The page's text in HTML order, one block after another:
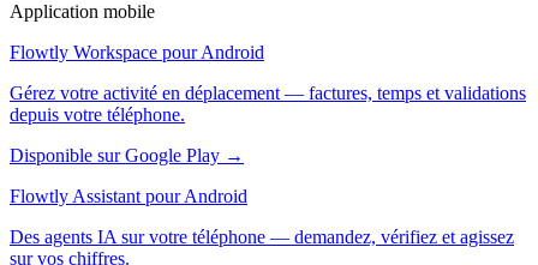
Application mobile
Flowtly Workspace pour Android
Gérez votre activité en déplacement — factures, temps et validations
depuis votre téléphone.
Disponible sur Google Play →
Flowtly Assistant pour Android
Des agents IA sur votre téléphone — demandez, vérifiez et agissez
sur vos chiffres.